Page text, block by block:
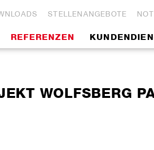
STELLENANGEBOTE
REFERENZEN
WOLFSBERG